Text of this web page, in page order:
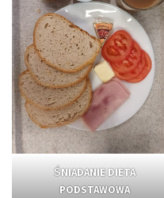
ŚNIADANIE DIETA
PODSTAWOWA